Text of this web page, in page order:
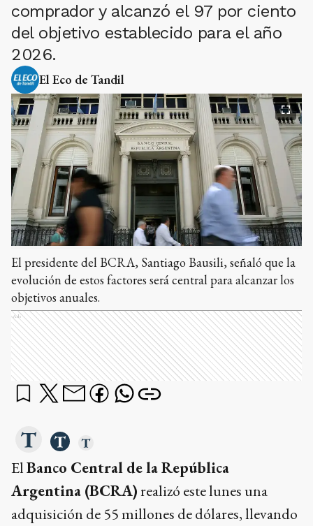
comprador y alcanzó el 97 por ciento
del objetivo establecido para el año
2026.
El Eco de Tandil
El presidente del BCRA, Santiago Bausili, señaló que la
evolución de estos factores será central para alcanzar los
objetivos anuales.
Ads
ElBanco Central de la República
Argentina (BCRA)realizó este lunes una
adquisición de 55 millones de dólares, llevando